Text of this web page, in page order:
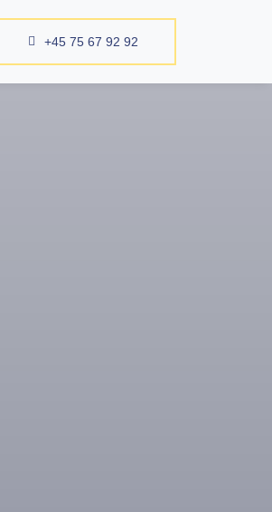
+45 75 67 92 92